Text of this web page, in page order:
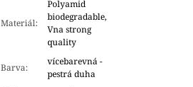
Materiál:
Polyamid
biodegradable,
Vna strong
quality
Barva:
vícebarevná -
pestrá duha